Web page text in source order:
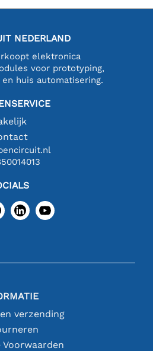
NEDERLAND
elektronica
voor prototyping,
huis automatisering.
verzending
Voorwaarden